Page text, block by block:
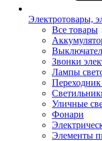
Электротовары,
Все товары
Звонки
Лампы
Уличные
Фонари
Элементы